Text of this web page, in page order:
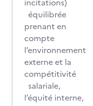
incitations)
équilibrée
prenant en
compte
l’environnement
externe et la
compétitivité
salariale,
l’équité interne,